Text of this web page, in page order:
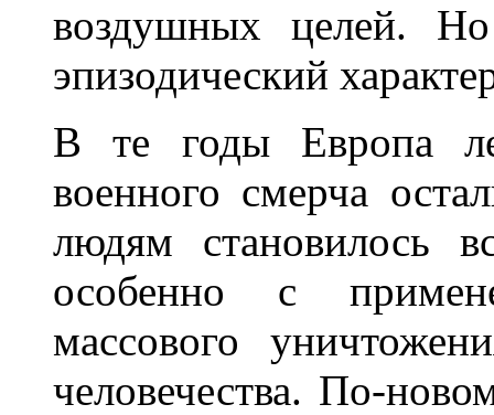
воздушных целей.
эпизодический
В те годы Европа
военного смерча
людям становилось
особенно с
массового
человечества. По-